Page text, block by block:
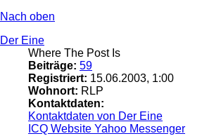
Nach oben
Der Eine
Where The Post Is
Beiträge: 59
Registriert: 15.06.2003, 1:00
Wohnort: RLP
Kontaktdaten:
Kontaktdaten von Der Eine
ICQ Website Yahoo Messenger